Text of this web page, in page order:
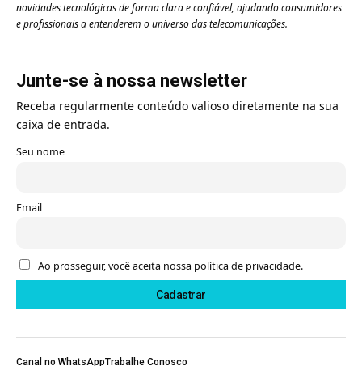
novidades tecnológicas de forma clara e confiável, ajudando consumidores
e profissionais a entenderem o universo das telecomunicações.
Junte-se à nossa newsletter
Receba regularmente conteúdo valioso diretamente na sua
caixa de entrada.
Seu nome
Email
Ao prosseguir, você aceita nossa política de privacidade.
Canal no WhatsAppTrabalhe Conosco